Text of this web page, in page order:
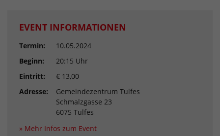
EVENT INFORMATIONEN
Termin:
10.05.2024
Beginn:
20:15 Uhr
Eintritt:
€ 13,00
Adresse:
Gemeindezentrum Tulfes
Schmalzgasse 23
6075 Tulfes
» Mehr Infos zum Event